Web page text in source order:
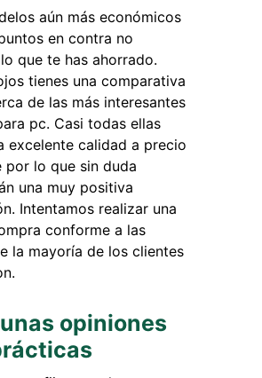
aún más económicos
en contra no
que te has ahorrado.
tienes una comparativa
de las más interesantes
pc. Casi todas ellas
excelente calidad a precio
por lo que sin duda
una muy positiva
Intentamos realizar una
conforme a las
la mayoría de los clientes
opiniones